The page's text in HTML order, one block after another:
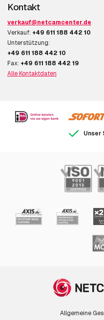
Kontakt
verkauf@netcamcenter.de
Verkauf: +49 611 188 442 10
Unterstützung:
+49 611 188 442 10
Fax: +49 611 188 442 19
Alle Kontaktdaten
Unser
Allgemeine